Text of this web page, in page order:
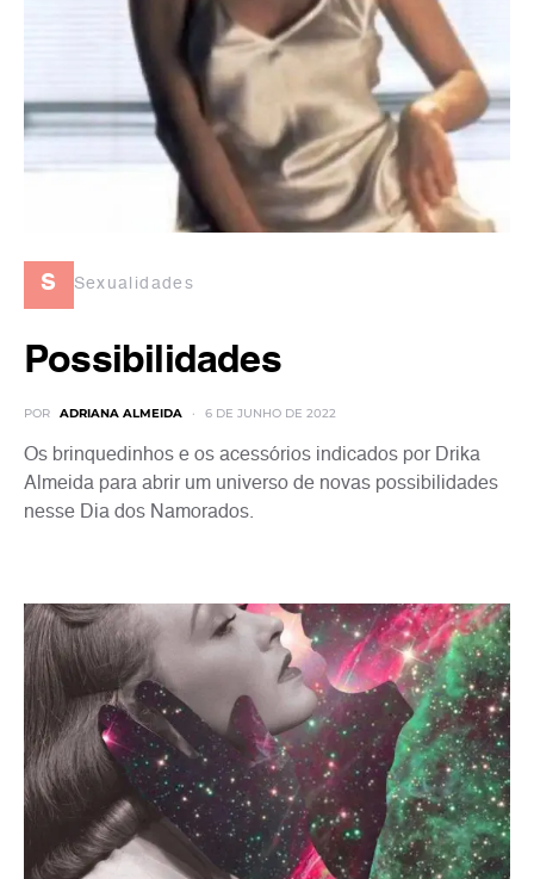
s Sexualidades
Possibilidades
POR ADRIANA ALMEIDA 6 DE JUNHO DE 2022
Os brinquedinhos e os acessórios indicados por Drika
Almeida para abrir um universo de novas possibilidades
nesse Dia dos Namorados.